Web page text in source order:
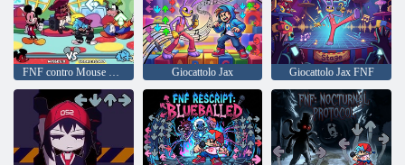
Giocattolo Jax Giocattolo Jax FNF